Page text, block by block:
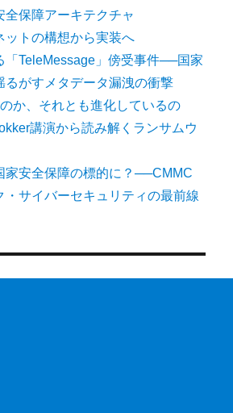
全保障アーキテクチャ
ットの構想から実装へ
「TeleMessage」傍受事件──国家
るがすメタデータ漏洩の衝撃
か、それとも進化しているの
講演から読み解くランサムウ
家安全保障の標的に？──CMMC
・サイバーセキュリティの最前線